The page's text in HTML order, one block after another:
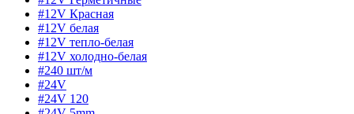
#12V Красная
#12V белая
#12V тепло-белая
#12V холодно-белая
#240 шт/м
#24V
#24V 120